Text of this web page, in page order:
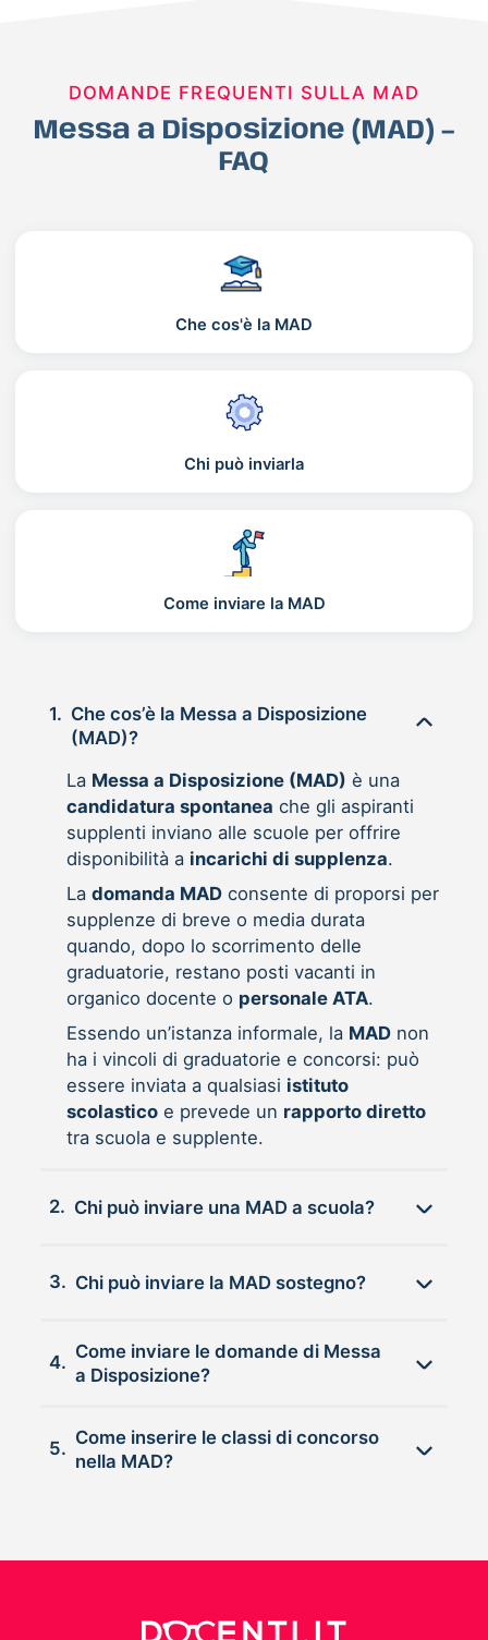
DOMANDE FREQUENTI SULLA MAD
Messa a Disposizione (MAD) –
FAQ
Che cos'è la MAD
Chi può inviarla
Come inviare la MAD
1. Che cos’è la Messa a Disposizione
(MAD)?
La Messa a Disposizione (MAD) è una
candidatura spontanea che gli aspiranti
supplenti inviano alle scuole per offrire
disponibilità a incarichi di supplenza.
La domanda MADconsente di proporsi per
supplenze di breve o media durata
quando, dopo lo scorrimento delle
graduatorie, restano posti vacanti in
organico docente o personale ATA.
Essendo un’istanza informale, la MADnon
ha i vincoli di graduatorie e concorsi: può
essere inviata a qualsiasi istituto
scolasticoe prevede un rapporto diretto
tra scuola e supplente.
2. Chi può inviare una MAD a scuola?
3. Chi può inviare la MAD sostegno?
4.
Come inviare le domande di Messa
a Disposizione?
5.
Come inserire le classi di concorso
nella MAD?